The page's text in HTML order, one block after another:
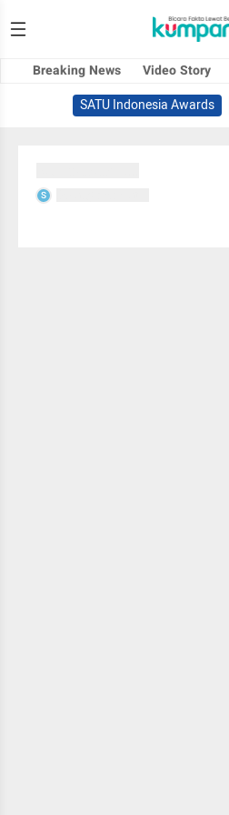
Breaking News Video Story
SATU Indonesia Awards
S